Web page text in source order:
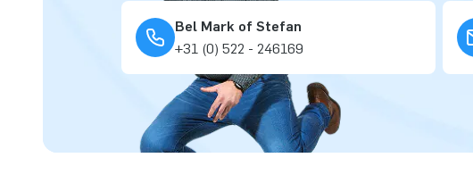
Bel Mark of Stefan
+31 (0) 522 - 246169